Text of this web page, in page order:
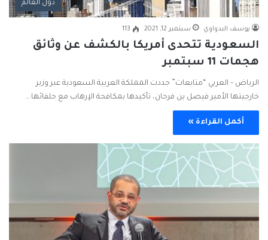
دول العالم
يوسف البدواوي سبتمبر 12, 2021 113
السعودية تتحدى أمريكا بالكشف عن وثائق
هجمات 11 سبتمبر
الرياض – العربي “متابعات” جددت المملكة العربية السعودية عبر وزير
خارجيتها الأمير فيصل بن فرحان، تأكيدها بمكافحة الإرهاب مع حلفائها.…
أكمل القراءة »